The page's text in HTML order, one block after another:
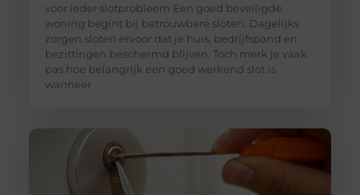
voor ieder slotprobleem Een goed beveiligde
woning begint bij betrouwbare sloten. Dagelijks
zorgen sloten ervoor dat je huis, bedrijfspand en
bezittingen beschermd blijven. Toch merk je vaak
pas hoe belangrijk een goed werkend slot is
wanneer